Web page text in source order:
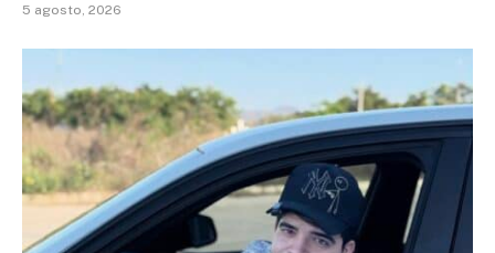
5 agosto, 2026